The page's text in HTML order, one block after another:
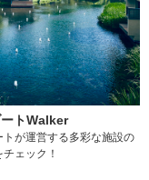
トWalker
トが運営する多彩な施設の
ェック！